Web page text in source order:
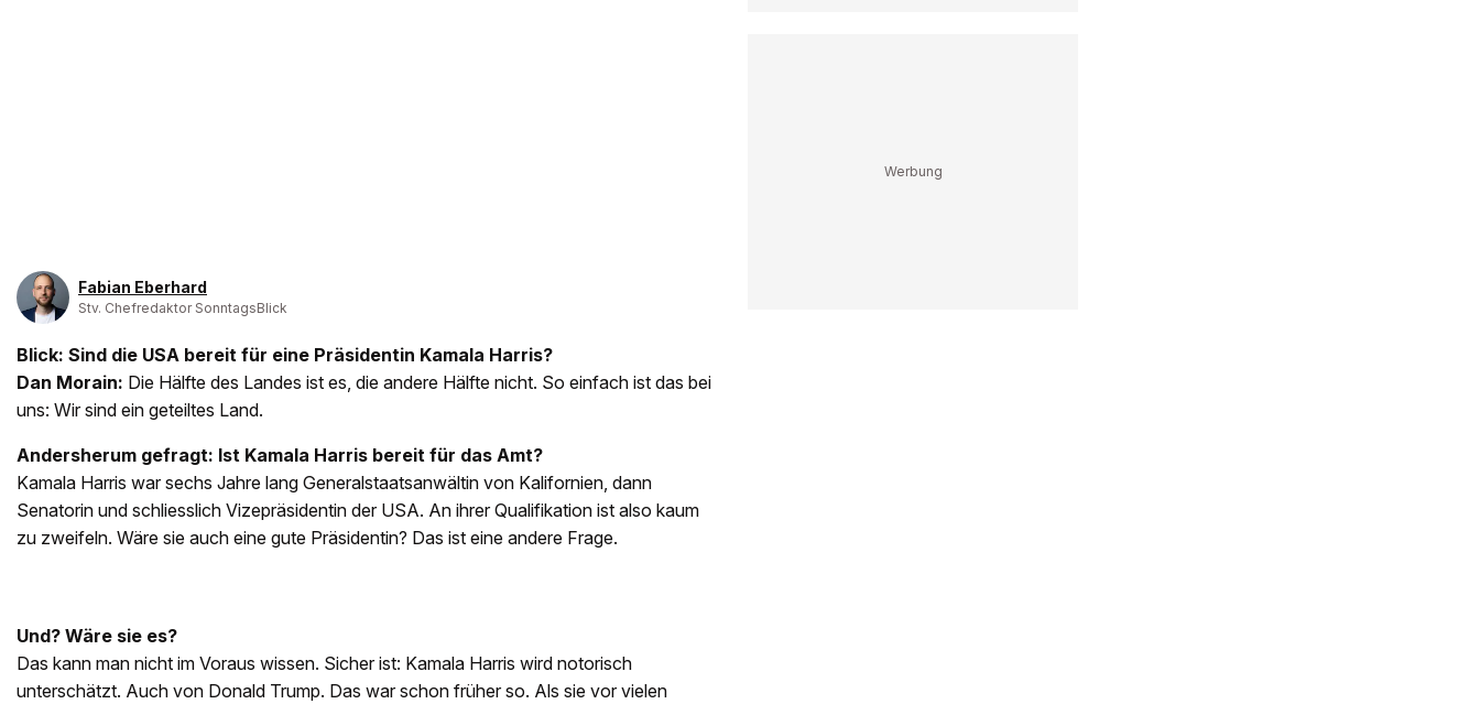
Fabian Eberhard
Stv. Chefredaktor SonntagsBlick
Blick: Sind die USA bereit für eine Präsidentin Kamala Harris?
Dan Morain: Die Hälfte des Landes ist es, die andere Hälfte nicht. So einfach ist das bei
uns: Wir sind ein geteiltes Land.
Andersherum gefragt: Ist Kamala Harris bereit für das Amt?
Kamala Harris war sechs Jahre lang Generalstaatsanwältin von Kalifornien, dann
Senatorin und schliesslich Vizepräsidentin der USA. An ihrer Qualifikation ist also kaum
zu zweifeln. Wäre sie auch eine gute Präsidentin? Das ist eine andere Frage.
Und? Wäre sie es?
Das kann man nicht im Voraus wissen. Sicher ist: Kamala Harris wird notorisch
unterschätzt. Auch von Donald Trump. Das war schon früher so. Als sie vor vielen